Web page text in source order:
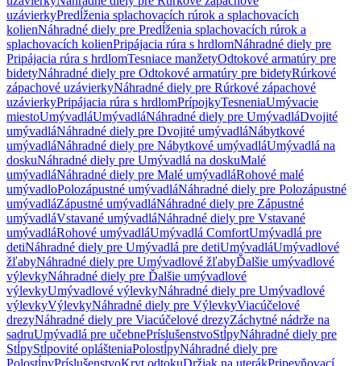
uzávierkyPredĺženia splachovacích rúrok a splachovacích
kolienNáhradné diely pre Predĺženia splachovacích rúrok a
splachovacích kolienPripájacia rúra s hrdlomNáhradné diely pre
Pripájacia rúra s hrdlomTesniace manžetyOdtokové armatúry pre
bidetyNáhradné diely pre Odtokové armatúry pre bidetyRúrkové
zápachové uzávierkyNáhradné diely pre Rúrkové zápachové
uzávierkyPripájacia rúra s hrdlomPrípojkyTesneniaUmývacie
miestoUmývadláUmývadláNáhradné diely pre UmývadláDvojité
umývadláNáhradné diely pre Dvojité umývadláNábytkové
umývadláNáhradné diely pre Nábytkové umývadláUmývadlá na
doskuNáhradné diely pre Umývadlá na doskuMalé
umývadláNáhradné diely pre Malé umývadláRohové malé
umývadloPolozápustné umývadláNáhradné diely pre Polozápustné
umývadláZápustné umývadláNáhradné diely pre Zápustné
umývadláVstavané umývadláNáhradné diely pre Vstavané
umývadláRohové umývadláUmývadlá ComfortUmývadlá pre
detiNáhradné diely pre Umývadlá pre detiUmývadláUmývadlové
žľabyNáhradné diely pre Umývadlové žľabyĎalšie umývadlové
výlevkyNáhradné diely pre Ďalšie umývadlové
výlevkyUmývadlové výlevkyNáhradné diely pre Umývadlové
výlevkyVýlevkyNáhradné diely pre VýlevkyViacúčelové
drezyNáhradné diely pre Viacúčelové drezyZáchytné nádrže na
sadruUmývadlá pre učebnePríslušenstvoStĺpyNáhradné diely pre
StĺpyStĺpovité oplášteniaPolostĺpyNáhradné diely pre
PolostĺpyPríslušenstvoKryt odtokuDržiak na uterákPripevňovací